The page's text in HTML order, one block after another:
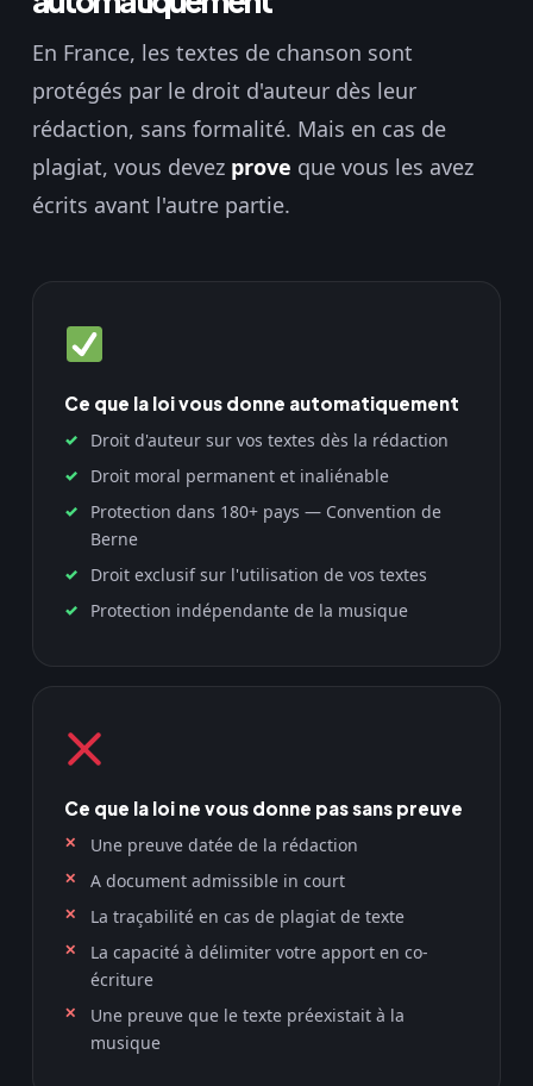
En France, les textes de chanson sont
protégés par le droit d'auteur dès leur
rédaction, sans formalité. Mais en cas de
plagiat, vous devez prove que vous les avez
écrits avant l'autre partie.
Ce que la loi vous donne automatiquement
Droit d'auteur sur vos textes dès la rédaction
Droit moral permanent et inaliénable
Protection dans 180+ pays — Convention de
Berne
Droit exclusif sur l'utilisation de vos textes
Protection indépendante de la musique
Ce que la loi ne vous donne pas sans preuve
Une preuve datée de la rédaction
A document admissible in court
La traçabilité en cas de plagiat de texte
La capacité à délimiter votre apport en co-
écriture
Une preuve que le texte préexistait à la
musique